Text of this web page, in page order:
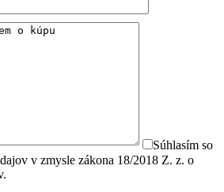
Súhlasím so
v zmysle zákona 18/2018 Z. z. o